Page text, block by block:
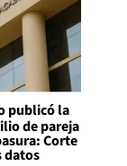
publicó la
de pareja
Corte
datos